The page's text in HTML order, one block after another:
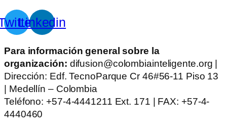
Linkedin
Para información general sobre la
organización: difusion@colombiainteligente.org |
Dirección: Edf. TecnoParque Cr 46#56-11 Piso 13
| Medellín – Colombia
Teléfono: +57-4-4441211 Ext. 171 | FAX: +57-4-
4440460